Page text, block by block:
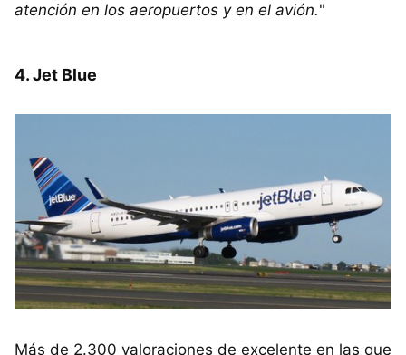
atención en los aeropuertos y en el avión."
4. Jet Blue
Más de 2.300 valoraciones de excelente en las que